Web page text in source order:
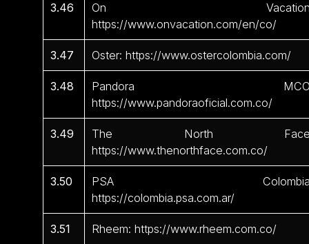
3.46
On
https://www.onvacation.com/en/co/
3.47 Oster: https://www.ostercolombia.com/
3.48
Pandora
https://www.pandoraoficial.com.co/
3.49
The North
https://www.thenorthface.com.co/
3.50
PSA
https://colombia.psa.com.ar/
3.51 Rheem: https://www.rheem.com.co/